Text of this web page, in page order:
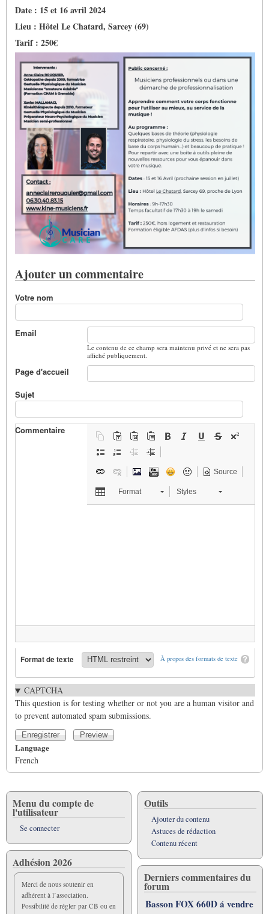
Date : 15 et 16 avril 2024
Lieu : Hôtel Le Chatard, Sarcey (69)
Tarif : 250€
Ajouter un commentaire
Votre nom
Email
Le contenu de ce champ sera maintenu privé et ne sera pas
affiché publiquement.
Page d'accueil
Sujet
Commentaire
Source
Format Styles
À propos des formats de texte
Format de texte
CAPTCHA
This question is for testing whether or not you are a human visitor and
to prevent automated spam submissions.
Language
French
Menu du compte de
l'utilisateur
Se connecter
Adhésion 2026
Merci de nous soutenir en
adhérent à l’association.
Possibilité de régler par CB ou en
Outils
Ajouter du contenu
Astuces de rédaction
Contenu récent
Derniers commentaires du
forum
Basson FOX 660D á vendre